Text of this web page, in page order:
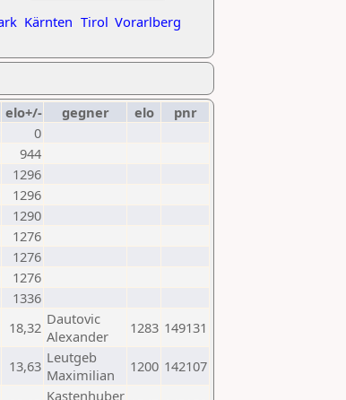
Kärnten Tirol Vorarlberg
elo+/- gegner elo
pnr
0
944
1296
1296
1290
1276
1276
1276
1336
18,32 Dautovic
Alexander
1283 149131
13,63 Leutgeb
Maximilian
1200 142107
Kastenhuber